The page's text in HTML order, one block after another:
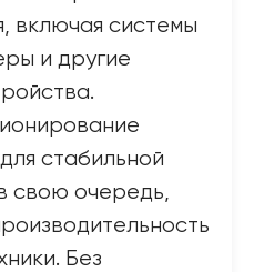
включая системы
и другие
стабильной
свою очередь,
Без